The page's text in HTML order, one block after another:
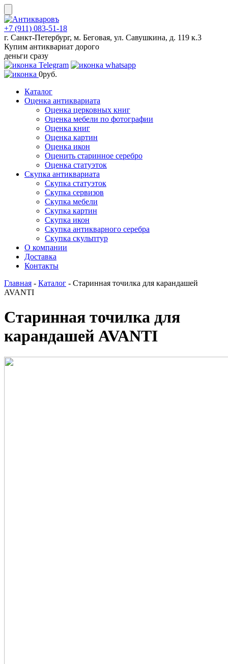
Skip
to
content
+7 (911) 083-51-18
г. Санкт-Петербург, м. Беговая, ул. Савушкина, д. 119 к.3
Купим антиквариат дорого
деньги сразу
0руб.
Каталог
Оценка антиквариата
Оценка церковных книг
Оценка мебели по фотографии
Оценка книг
Оценка картин
Оценка икон
Оценить старинное серебро
Оценка статуэток
Скупка антиквариата
Скупка статуэток
Скупка сервизов
Скупка мебели
Скупка картин
Скупка икон
Скупка антикварного серебра
Скупка скульптур
О компании
Доставка
Контакты
Главная - Каталог - Старинная точилка для карандашей
AVANTI
Старинная точилка для
карандашей AVANTI